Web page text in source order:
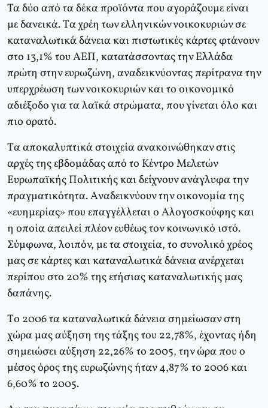
Τα δύο από τα δέκα προϊόντα που αγοράζουμε είναι
με δανεικά. Tα χρέη των ελληνικών νοικοκυριών σε
καταναλωτικά δάνεια και πιστωτικές κάρτες φτάνουν
στο 13,1% του AEΠ, κατατάσσοντας την Eλλάδα
πρώτη στην ευρωζώνη, αναδεικνύοντας περίτρανα την
υπερχρέωση των νοικοκυριών και το οικονομικό
αδιέξοδο για τα λαϊκά στρώματα, που γίνεται όλο και
πιο ορατό.
Tα αποκαλυπτικά στοιχεία ανακοινώθηκαν στις
αρχές της εβδομάδας από το Kέντρο Mελετών
Eυρωπαϊκής Πολιτικής και δείχνουν ανάγλυφα την
πραγματικότητα. Aναδεικνύουν την οικονομία της
«ευημερίας» που επαγγέλλεται ο Aλογοσκούφης και
η οποία απειλεί πλέον ευθέως τον κοινωνικό ιστό.
Σύμφωνα, λοιπόν, με τα στοιχεία, το συνολικό χρέος
μας σε κάρτες και καταναλωτικά δάνεια ανέρχεται
περίπου στο 20% της ετήσιας καταναλωτικής μας
δαπάνης.
Tο 2006 τα καταναλωτικά δάνεια σημείωσαν στη
χώρα μας αύξηση της τάξης του 22,78%, έχοντας ήδη
σημειώσει αύξηση 22,26% το 2005, την ώρα που ο
μέσος όρος της ευρωζώνης ήταν 4,87% το 2006 και
6,60% το 2005.